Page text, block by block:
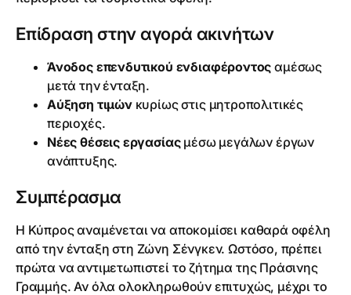
Επίδραση στην αγορά ακινήτων
Άνοδος επενδυτικού ενδιαφέροντος αμέσως
μετά την ένταξη.
Αύξηση τιμώνκυρίως στις μητροπολιτικές
περιοχές.
Νέες θέσεις εργασίαςμέσω μεγάλων έργων
ανάπτυξης.
Συμπέρασμα
Η Κύπρος αναμένεται να αποκομίσει καθαρά οφέλη
από την ένταξη στη Ζώνη Σένγκεν. Ωστόσο, πρέπει
πρώτα να αντιμετωπιστεί το ζήτημα της Πράσινης
Γραμμής. Αν όλα ολοκληρωθούν επιτυχώς, μέχρι το